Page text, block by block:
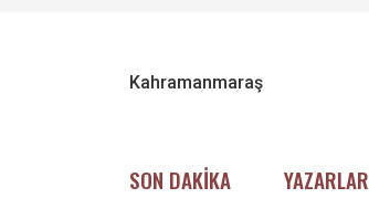
Kahramanmaraş
SON DAKİKA YAZARLAR